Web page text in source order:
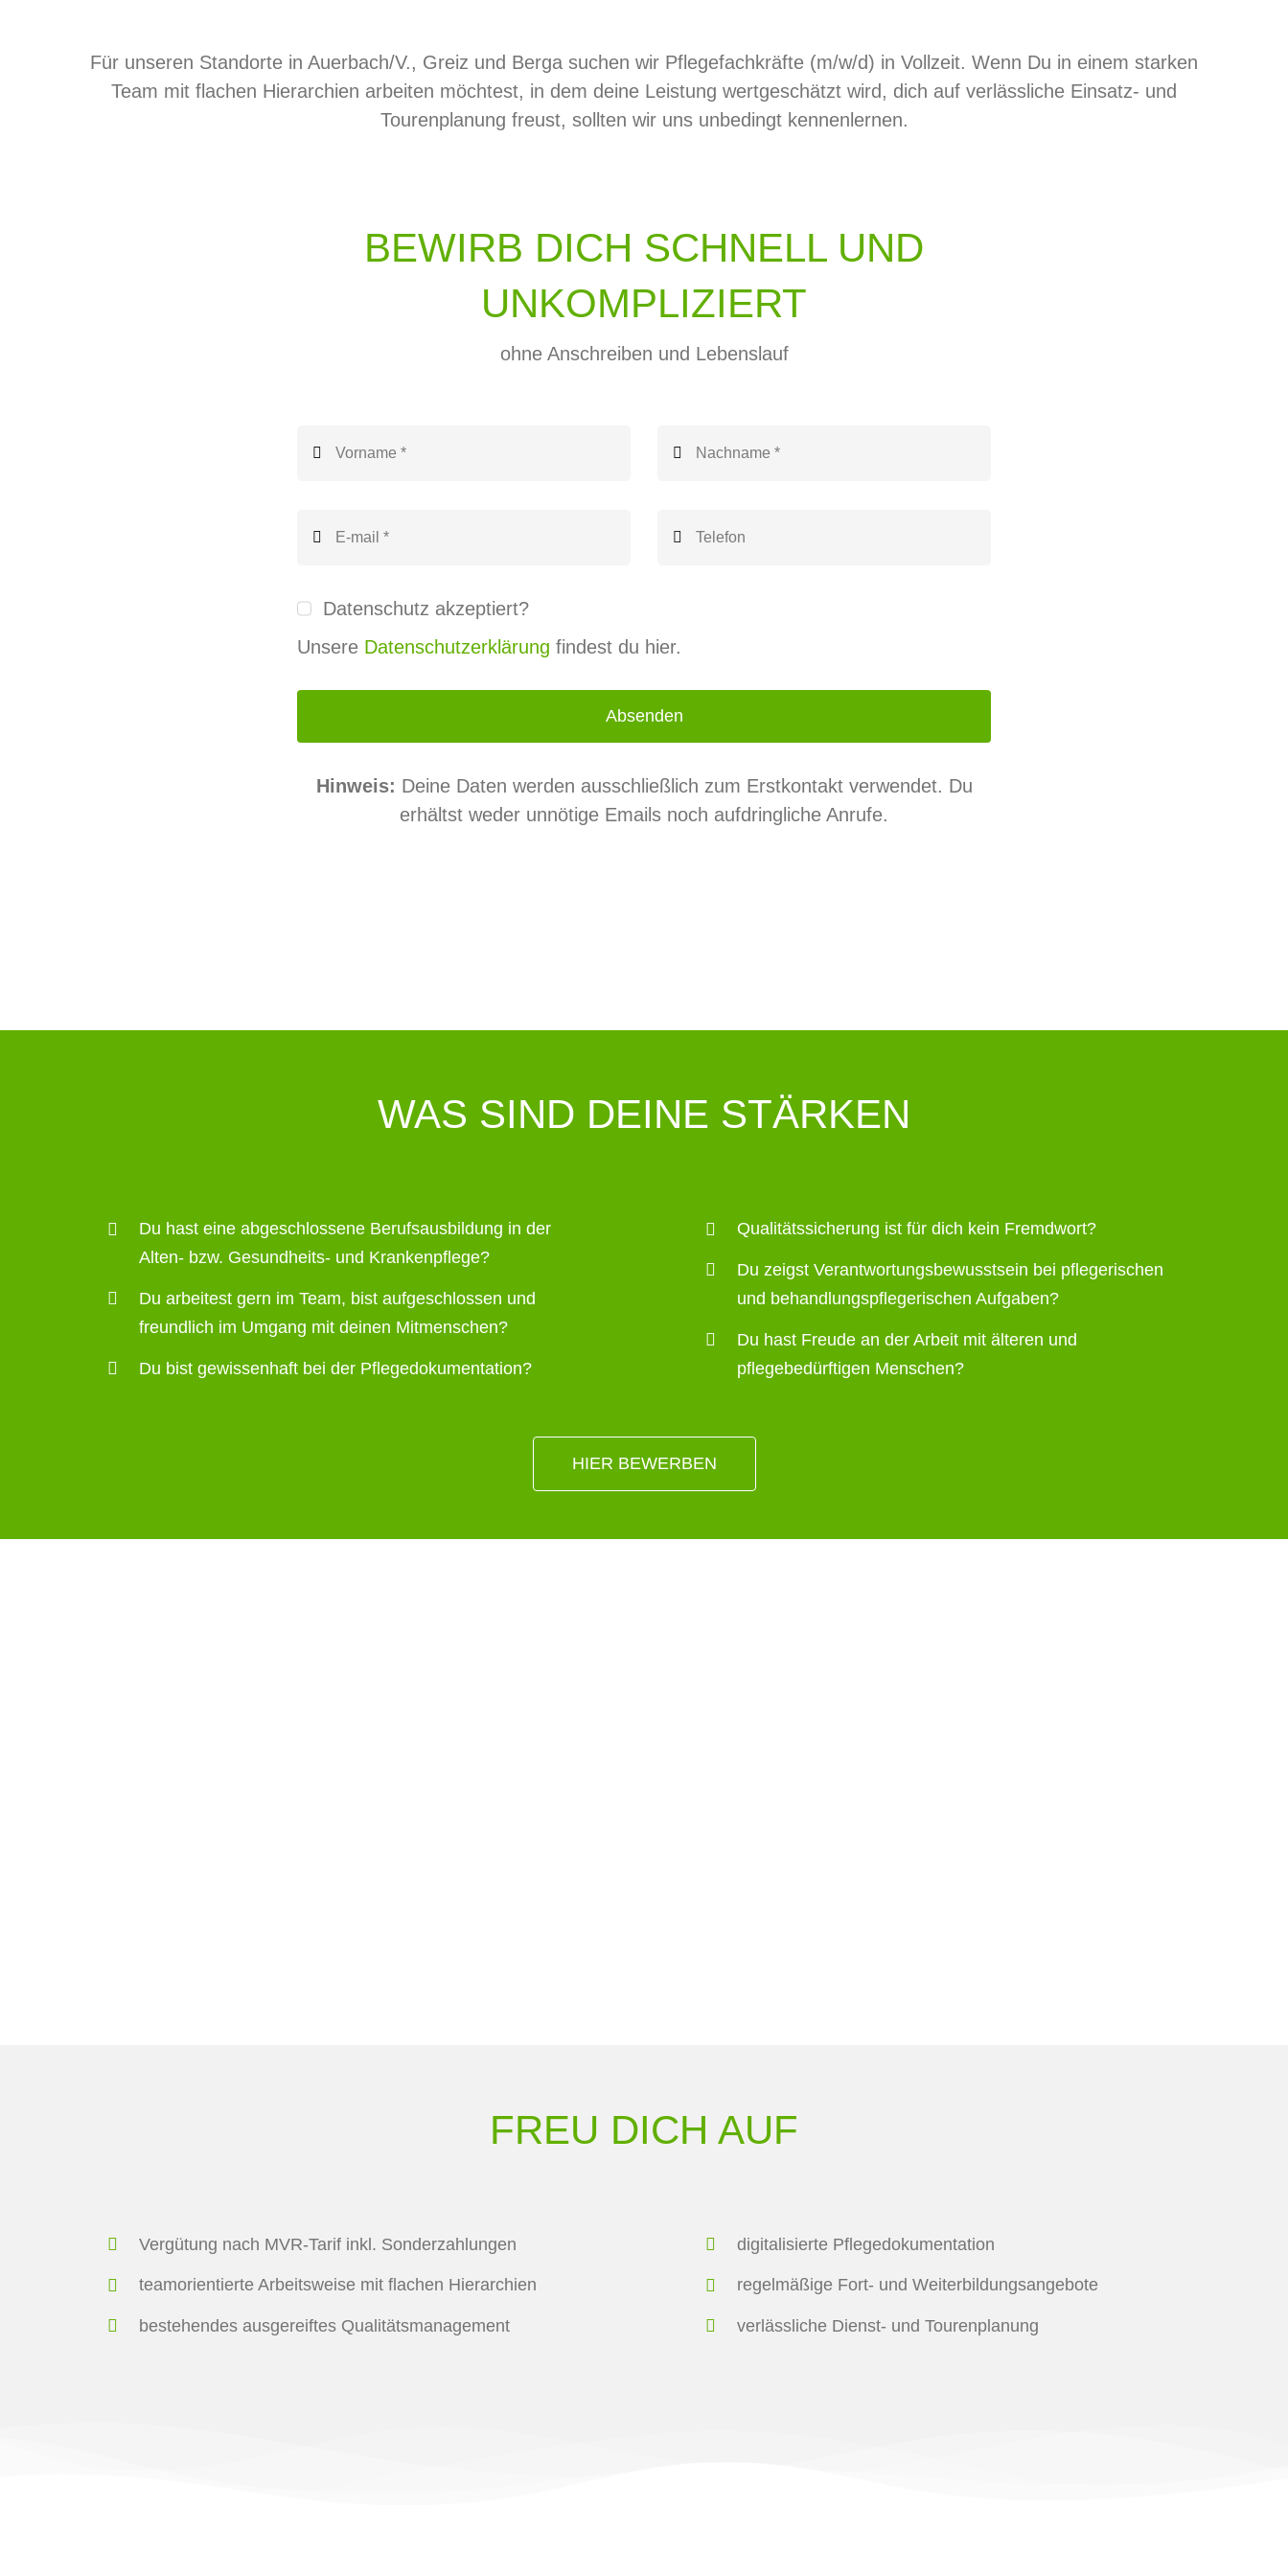
Für unseren Standorte in Auerbach/V., Greiz und Berga suchen wir Pflegefachkräfte (m/w/d) in Vollzeit. Wenn Du in einem starken
Team mit flachen Hierarchien arbeiten möchtest, in dem deine Leistung wertgeschätzt wird, dich auf verlässliche Einsatz- und
Tourenplanung freust, sollten wir uns unbedingt kennenlernen.
BEWIRB DICH SCHNELL UND
UNKOMPLIZIERT
ohne Anschreiben und Lebenslauf
Datenschutz akzeptiert?
Unsere Datenschutzerklärung findest du hier.
Absenden
Hinweis: Deine Daten werden ausschließlich zum Erstkontakt verwendet. Du
erhältst weder unnötige Emails noch aufdringliche Anrufe.
WAS SIND DEINE STÄRKEN
Du hast eine abgeschlossene Berufsausbildung in der
Alten- bzw. Gesundheits- und Krankenpflege?
Du arbeitest gern im Team, bist aufgeschlossen und
freundlich im Umgang mit deinen Mitmenschen?
Du bist gewissenhaft bei der Pflegedokumentation?
Qualitätssicherung ist für dich kein Fremdwort?
Du zeigst Verantwortungsbewusstsein bei pflegerischen
und behandlungspflegerischen Aufgaben?
Du hast Freude an der Arbeit mit älteren und
pflegebedürftigen Menschen?
HIER BEWERBEN
FREU DICH AUF
Vergütung nach MVR-Tarif inkl. Sonderzahlungen
teamorientierte Arbeitsweise mit flachen Hierarchien
bestehendes ausgereiftes Qualitätsmanagement
digitalisierte Pflegedokumentation
regelmäßige Fort- und Weiterbildungsangebote
verlässliche Dienst- und Tourenplanung